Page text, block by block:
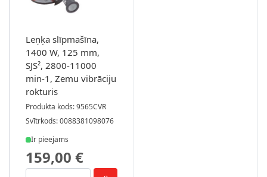
Leņķa slīpmašīna,
1400 W, 125 mm,
SJS², 2800-11000
min-1, Zemu vibrāciju
rokturis
Produkta kods: 9565CVR
Svītrkods: 0088381098076
Ir pieejams
159,00 €